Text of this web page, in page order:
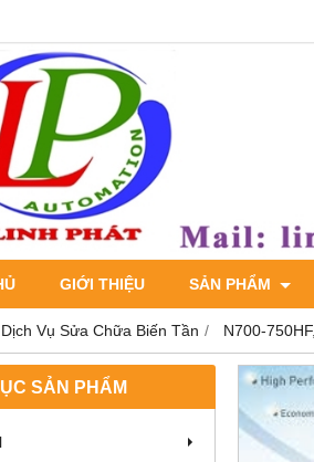
GIỚI THIỆU SẢN PHẨM
Dịch Vụ Sửa Chữa Biến Tần N700-
SẢN PHẨM